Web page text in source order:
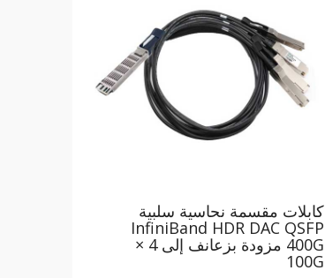
كابلات مقسمة نحاسية سلبية
InfiniBand HDR DAC QSFP
400G مزودة بزعانف إلى 4 ×
100G